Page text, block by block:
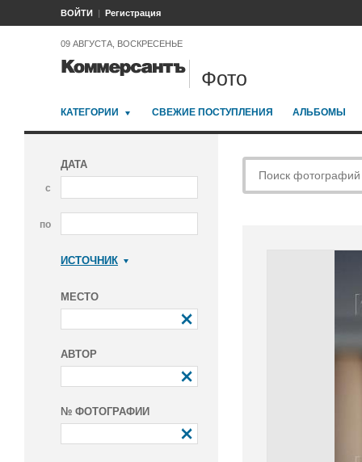
ВОЙТИ Регистрация
09 АВГУСТА, ВОСКРЕСЕНЬЕ
Фото
КАТЕГОРИИ СВЕЖИЕ ПОСТУПЛЕНИЯ АЛЬБОМЫ
ДАТА
с
по
ИСТОЧНИК
МЕСТО
АВТОР
№ ФОТОГРАФИИ